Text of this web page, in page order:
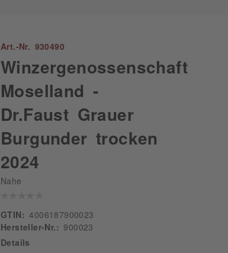
Art.-Nr. 930490
Winzergenossenschaft
Moselland -
Dr.Faust Grauer
Burgunder trocken
2024
Nahe
GTIN:
4006187900023
Hersteller-Nr.:
900023
Details